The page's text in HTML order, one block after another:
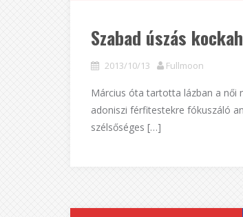
Szabad úszás
2013/10/13 Fullmoon
Március óta tartotta lázban a
adoniszi férfitestekre fókuszáló
szélsőséges […]